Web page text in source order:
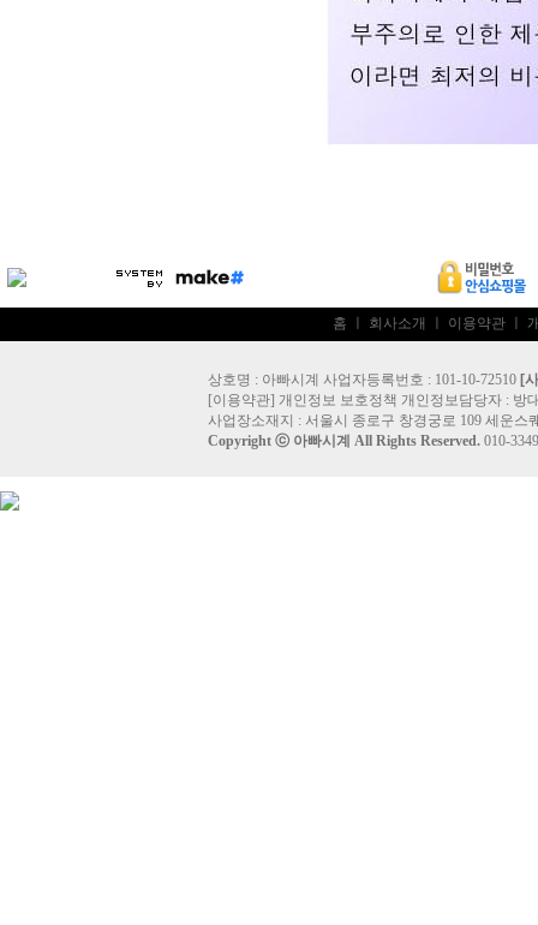
홈 회사소개 이용약관
상호명 : 아빠시계 사업자등록번호 : 101-10-72510 [
[이용약관] 개인정보 보호정책 개인정보담당자 : 방
사업장소재지 : 서울시 종로구 창경궁로 109 세운스
Copyright ⓒ 아빠시계 All Rights Reserved. 010-